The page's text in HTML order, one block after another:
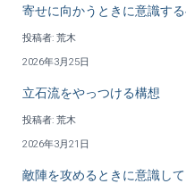
寄せに向かうときに意識す
投稿者: 荒木
2026年3月25日
立石流をやっつける構想
投稿者: 荒木
2026年3月21日
敵陣を攻めるときに意識し